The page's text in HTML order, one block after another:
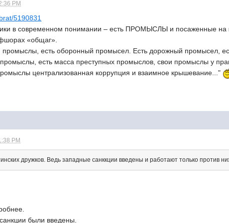
PM
5190831
в современном понимании – есть ПРОМЫСЛЫ и посаженные на
«общаг».
промыслы, есть оборонный промысел. Есть дорожный промысел,
есть масса преступных промыслов, свои промыслы у
централизованная коррупция и взаимное крышевание..."
PM
дружков. Ведь западные санккции введены и работают только против
были введены.